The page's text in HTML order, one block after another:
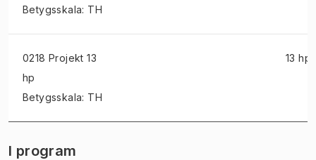
Betygsskala: TH
0218 Projekt 13
hp
Betygsskala: TH
13 hp
I program